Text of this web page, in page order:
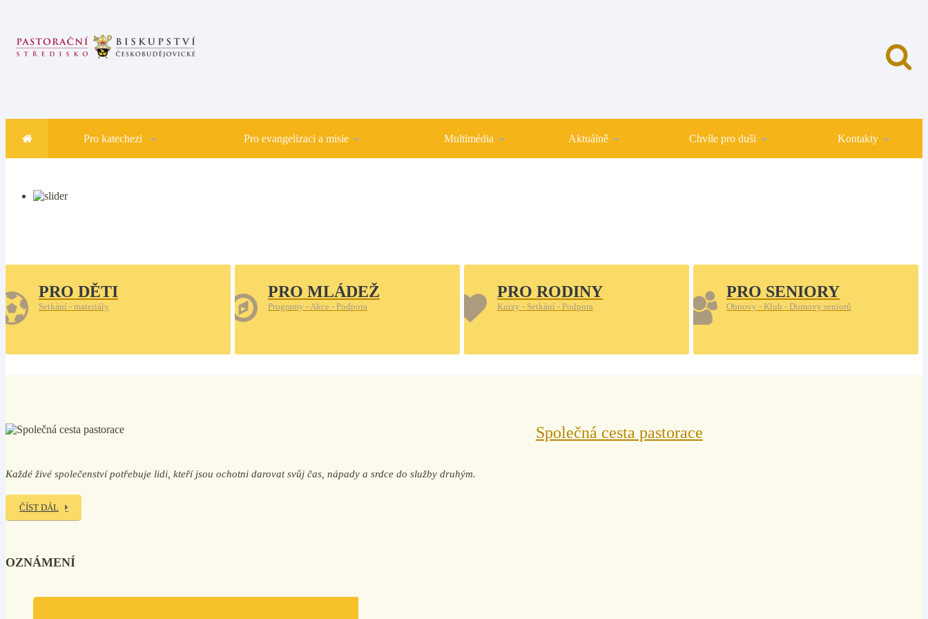
Pro katechezi Pro evangelizaci a misie Multimédia Aktuálně Chvíle pro duši Kontakty
PRO DĚTI
Setkání - materiály
PRO MLÁDEŽ
Programy - Akce - Podpora
PRO RODINY
Kurzy - Setkání - Podpora
PRO SENIORY
Obnovy - Klub - Domovy seniorů
Společná cesta pastorace
Každé živé společenství potřebuje lidi, kteří jsou ochotni darovat svůj čas, nápady a srdce do služby druhým.
ČÍST DÁL
OZNÁMENÍ